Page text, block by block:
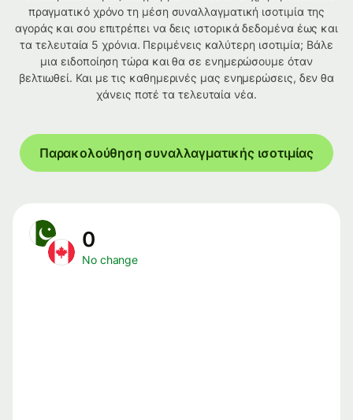
πραγματικό χρόνο τη μέση συναλλαγματική ισοτιμία της
αγοράς και σου επιτρέπει να δεις ιστορικά δεδομένα έως και
τα τελευταία 5 χρόνια. Περιμένεις καλύτερη ισοτιμία; Βάλε
μια ειδοποίηση τώρα και θα σε ενημερώσουμε όταν
βελτιωθεί. Και με τις καθημερινές μας ενημερώσεις, δεν θα
χάνεις ποτέ τα τελευταία νέα.
Παρακολούθηση συναλλαγματικής ισοτιμίας
0
No change